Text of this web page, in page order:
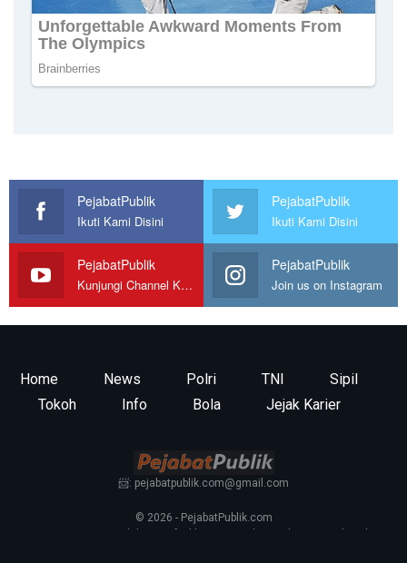
PejabatPublik
Ikuti Kami Disini
PejabatPublik
Ikuti Kami Disini
PejabatPublik
Kunjungi Channel Kami
PejabatPublik
Join us on Instagram
Home News Polri TNI
Sipil
Tokoh
Info Bola Jejak Karier
📨: pejabatpublik.com@gmail.com
© 2026 - PejabatPublik.com